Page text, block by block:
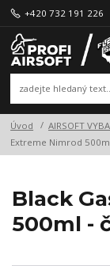
+420 732 191 226
Úvod AIRSOFT
Extreme Nimrod
Black
500ml -